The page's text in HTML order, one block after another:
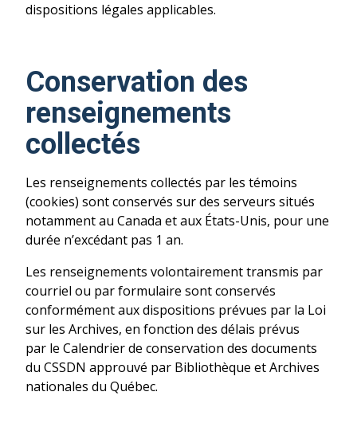
dispositions légales applicables.
Conservation des
renseignements
collectés
Les renseignements collectés par les témoins
(cookies) sont conservés sur des serveurs situés
notamment au Canada et aux États-Unis, pour une
durée n’excédant pas 1 an.
Les renseignements volontairement transmis par
courriel ou par formulaire sont conservés
conformément aux dispositions prévues par la Loi
sur les Archives, en fonction des délais prévus
par le Calendrier de conservation des documents
du CSSDN approuvé par Bibliothèque et Archives
nationales du Québec.